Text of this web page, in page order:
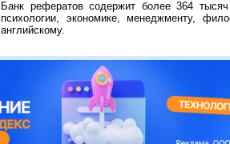
Банк рефератов содержит более 364
психологии, экономике, менеджменту,
английскому.